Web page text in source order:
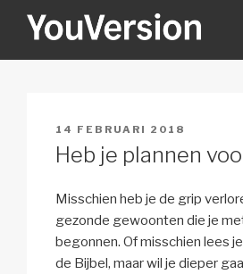
YOUVERSION
GEPLAATST
OP
14 FEBRUARI 2018
Heb je plannen
Misschien heb je de grip
gezonde gewoonten die je
begonnen. Of misschien lees
de Bijbel, maar wil je dieper